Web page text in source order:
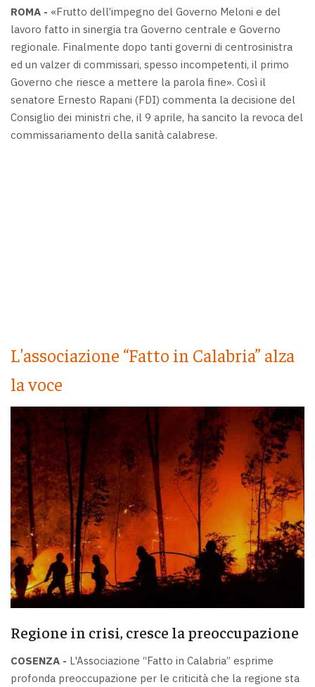
ROMA - «Frutto dell’impegno del Governo Meloni e del
lavoro fatto in sinergia tra Governo centrale e Governo
regionale. Finalmente dopo tanti governi di centrosinistra
ed un valzer di commissari, spesso incompetenti, il primo
Governo che riesce a mettere la parola fine». Così il
senatore Ernesto Rapani (FDI) commenta la decisione del
Consiglio dei ministri che, il 9 aprile, ha sancito la revoca del
commissariamento della sanità calabrese.
L'associazione “Fatto in Calabria” alza
la voce
Regione in crisi, cresce la preoccupazione
COSENZA - L'Associazione “Fatto in Calabria” esprime
profonda preoccupazione per le criticità che la regione sta